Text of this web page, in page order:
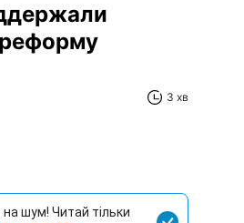
3 хв
шум! Читай тільки